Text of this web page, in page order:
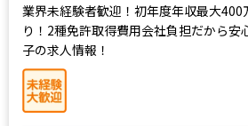
業界未経験者歓迎！初年度年収最大400
り！2種免許取得費用会社負担だから安
子の求人情報！